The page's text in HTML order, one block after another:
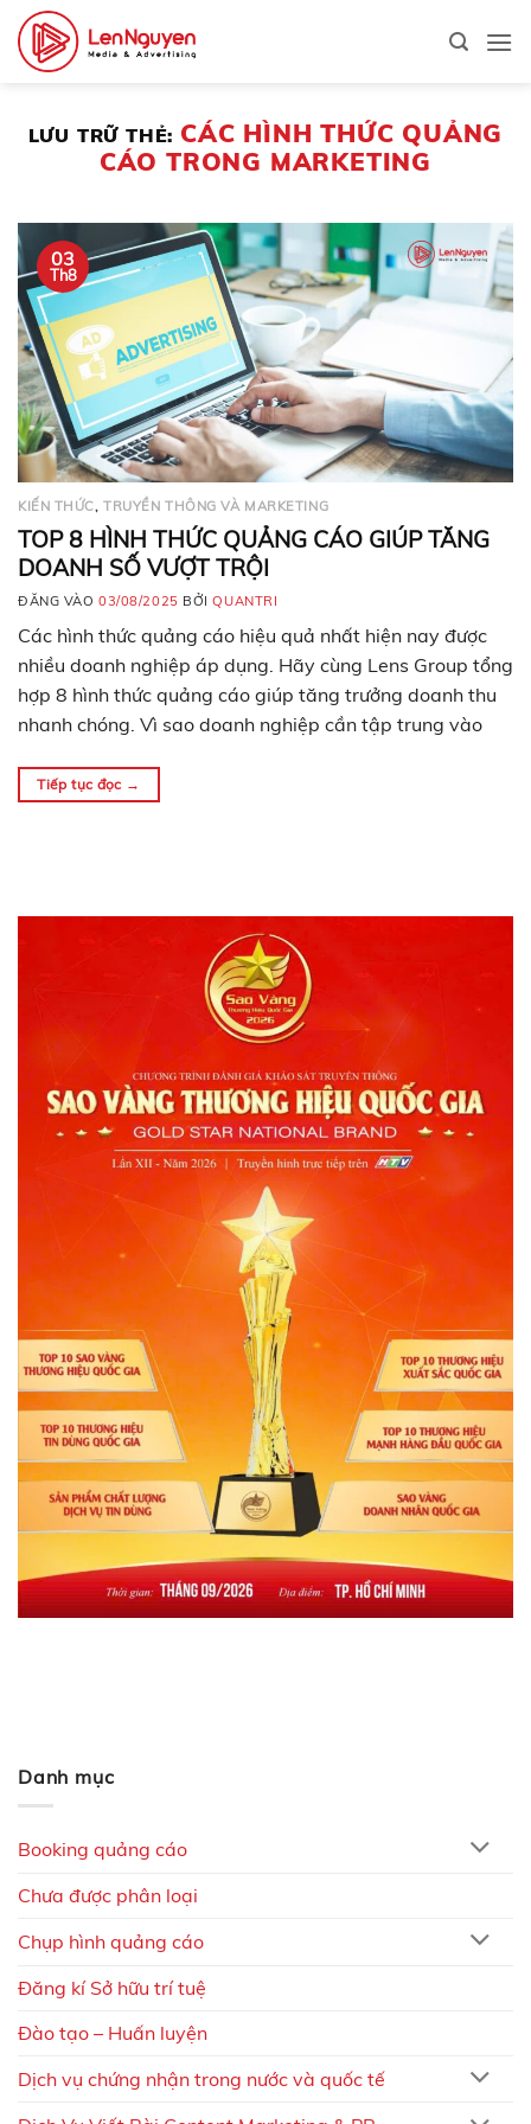
qua
LƯU TRỮ THẺ: CÁC HÌNH THỨC QUẢNG
CÁO TRONG MARKETING
03
Th8
KIẾN THỨC,TRUYỀN THÔNG VÀ MARKETING
TOP 8 HÌNH THỨC QUẢNG CÁO GIÚP TĂNG
DOANH SỐ VƯỢT TRỘI
ĐĂNG VÀO03/08/2025 BỞIQUANTRI
Các hình thức quảng cáo hiệu quả nhất hiện nay được
nhiều doanh nghiệp áp dụng. Hãy cùng Lens Group tổng
hợp 8 hình thức quảng cáo giúp tăng trưởng doanh thu
nhanh chóng. Vì sao doanh nghiệp cần tập trung vào
hàng liên tục…
Tiếp tục đọc →
Danh mục
Booking quảng cáo
Chưa được phân loại
Chụp hình quảng cáo
Đăng kí Sở hữu trí tuệ
Đào tạo – Huấn luyện
Dịch vụ chứng nhận trong nước và quốc tế